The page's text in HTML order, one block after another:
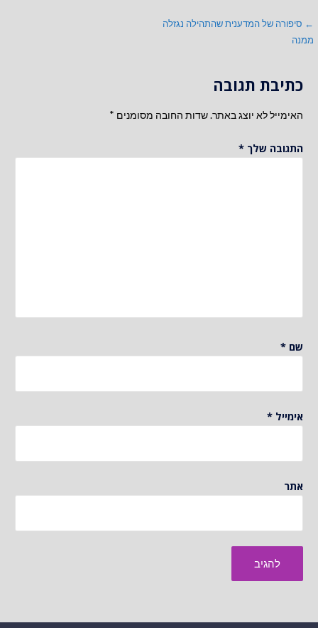
ניווט
← סיפורה של המדענית שהתהילה נגזלה
ממנה
כתיבת תגובה
האימייל לא יוצג באתר.שדות החובה מסומנים *
התגובה שלך *
שם *
אימייל *
אתר